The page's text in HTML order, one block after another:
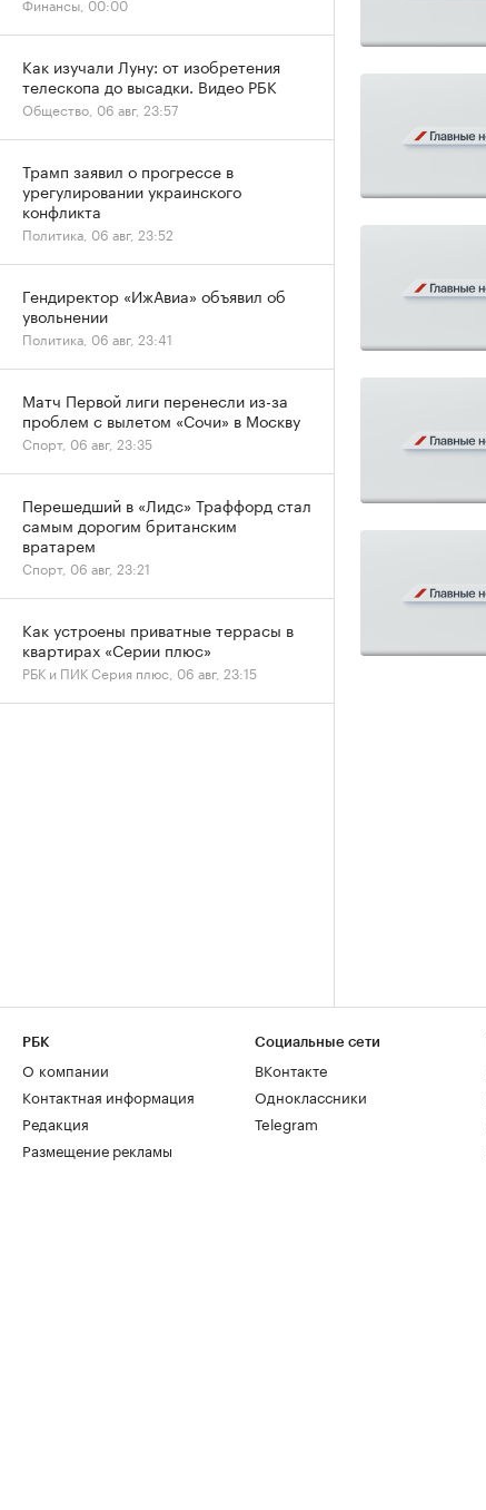
Как изучали Луну: от изобретения
телескопа до высадки. Видео РБК
Общество, 06 авг, 23:57
Трамп заявил о прогрессе в
урегулировании украинского
конфликта
Политика, 06 авг, 23:52
Гендиректор «ИжАвиа» объявил об
увольнении
Политика, 06 авг, 23:41
Матч Первой лиги перенесли из-за
проблем с вылетом «Сочи» в Москву
Спорт, 06 авг, 23:35
Перешедший в «Лидс» Траффорд стал
самым дорогим британским
вратарем
Спорт, 06 авг, 23:21
Как устроены приватные террасы в
квартирах «Серии плюс»
РБК и ПИК Серия плюс, 06 авг, 23:15
РБК
О компании
Контактная информация
Редакция
Размещение рекламы
Социальные сети
ВКонтакте
Одноклассники
Telegram